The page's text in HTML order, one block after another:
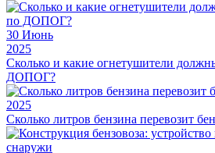
30 Июнь
2025
Сколько и какие огнетушители
ДОПОГ?
2025
Сколько литров бензина перевозит